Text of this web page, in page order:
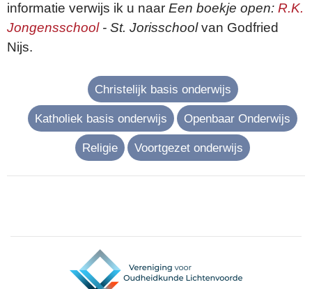
informatie verwijs ik u naar Een boekje open: R.K.
Jongensschool- St. Jorisschoolvan Godfried
Nijs.
Christelijk basis onderwijs
Katholiek basis onderwijs Openbaar Onderwijs
Religie Voortgezet onderwijs